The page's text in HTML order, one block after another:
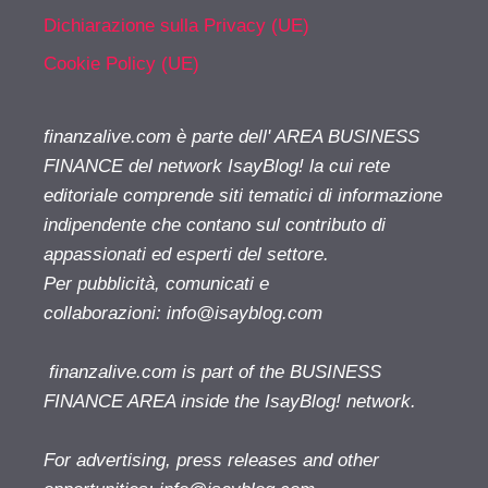
Dichiarazione sulla Privacy (UE)
Cookie Policy (UE)
finanzalive.com è parte dell' AREA BUSINESS
FINANCE del network IsayBlog! la cui rete
editoriale comprende siti tematici di informazione
indipendente che contano sul contributo di
appassionati ed esperti del settore.
Per pubblicità, comunicati e
collaborazioni: info@isayblog.com
finanzalive.com is part of the BUSINESS
FINANCE AREA inside the IsayBlog! network.
For advertising, press releases and other